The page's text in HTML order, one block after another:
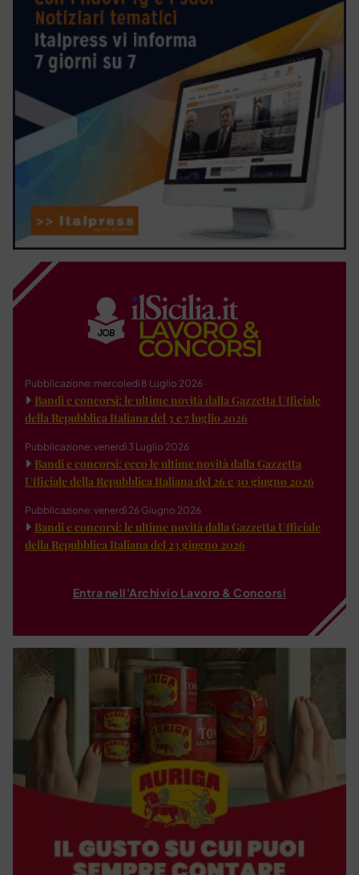
Pubblicazione: mercoledì 8 Luglio 2026
Bandi e concorsi: le ultime novità dalla Gazzetta Ufficiale
della Repubblica Italiana del 3 e 7 luglio 2026
Pubblicazione: venerdì 3 Luglio 2026
Bandi e concorsi: ecco le ultime novità dalla Gazzetta
Ufficiale della Repubblica Italiana del 26 e 30 giugno 2026
Pubblicazione: venerdì 26 Giugno 2026
Bandi e concorsi: le ultime novità dalla Gazzetta Ufficiale
della Repubblica Italiana del 23 giugno 2026
Entra nell'Archivio Lavoro & Concorsi